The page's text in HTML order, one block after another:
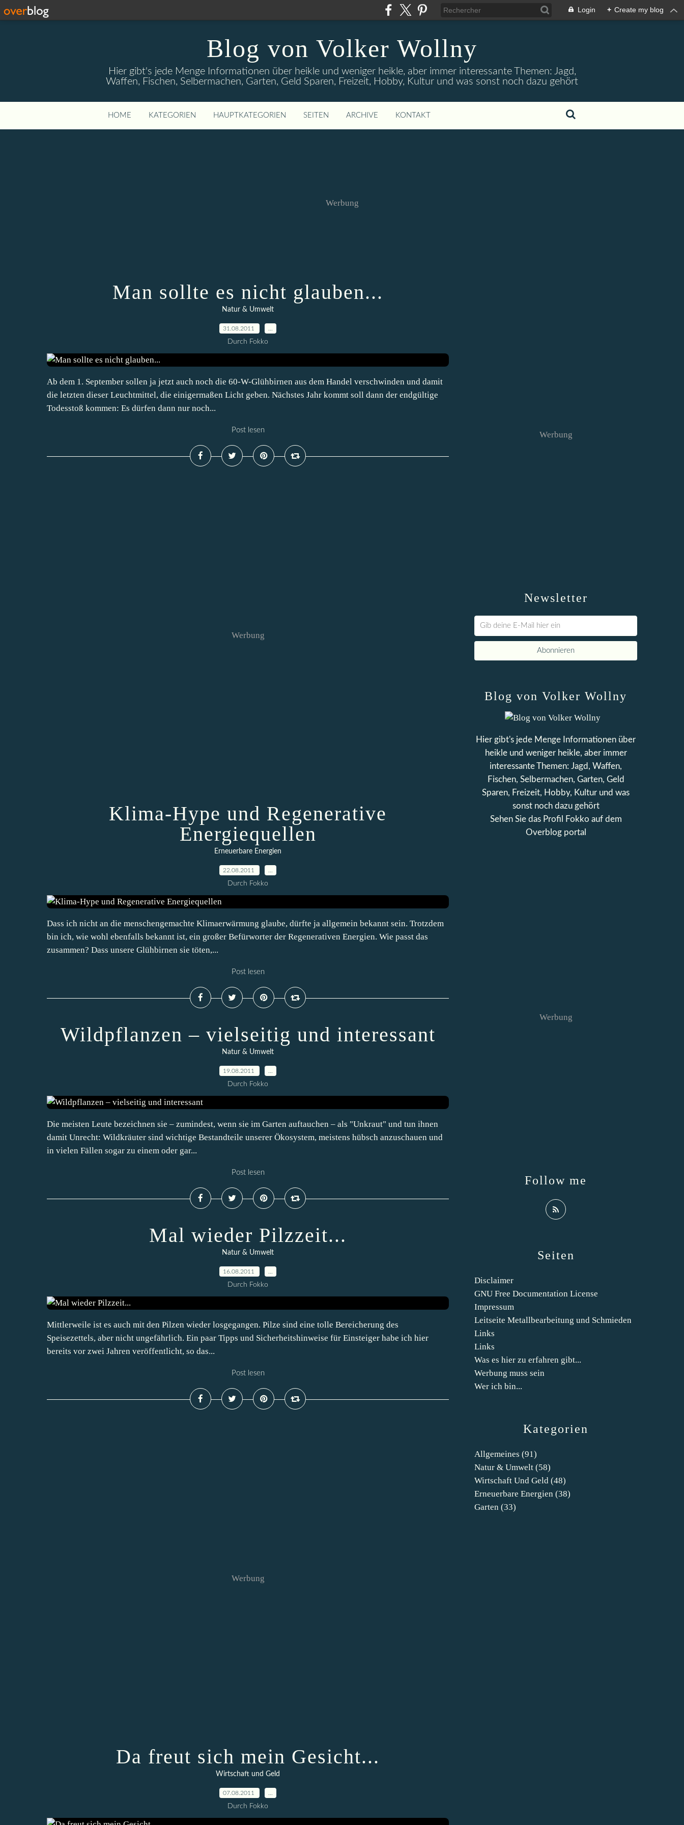
Login + Create my blog
Blog von Volker Wollny
Hier gibt's jede Menge Informationen über heikle und weniger heikle, aber immer interessante Themen: Jagd,
Waffen, Fischen, Selbermachen, Garten, Geld Sparen, Freizeit, Hobby, Kultur und was sonst noch dazu gehört
HOME KATEGORIEN HAUPTKATEGORIEN SEITEN ARCHIVE KONTAKT
Werbung
Man sollte es nicht glauben...
Natur & Umwelt
31.08.2011
Durch Fokko
Ab dem 1. September sollen ja jetzt auch noch die 60-W-Glühbirnen aus dem Handel verschwinden und damit
die letzten dieser Leuchtmittel, die einigermaßen Licht geben. Nächstes Jahr kommt soll dann der endgültige
Todesstoß kommen: Es dürfen dann nur noch...
Post lesen
Werbung
Klima-Hype und Regenerative
Energiequellen
Erneuerbare Energien
22.08.2011
Durch Fokko
Dass ich nicht an die menschengemachte Klimaerwärmung glaube, dürfte ja allgemein bekannt sein. Trotzdem
bin ich, wie wohl ebenfalls bekannt ist, ein großer Befürworter der Regenerativen Energien. Wie passt das
zusammen? Dass unsere Glühbirnen sie töten,...
Post lesen
Wildpflanzen – vielseitig und interessant
Natur & Umwelt
19.08.2011
Durch Fokko
Die meisten Leute bezeichnen sie – zumindest, wenn sie im Garten auftauchen – als "Unkraut" und tun ihnen
damit Unrecht: Wildkräuter sind wichtige Bestandteile unserer Ökosystem, meistens hübsch anzuschauen und
in vielen Fällen sogar zu einem oder gar...
Post lesen
Mal wieder Pilzzeit...
Natur & Umwelt
16.08.2011
Durch Fokko
Mittlerweile ist es auch mit den Pilzen wieder losgegangen. Pilze sind eine tolle Bereicherung des
Speisezettels, aber nicht ungefährlich. Ein paar Tipps und Sicherheitshinweise für Einsteiger habe ich hier
bereits vor zwei Jahren veröffentlicht, so das...
Post lesen
Werbung
Da freut sich mein Gesicht...
Wirtschaft und Geld
07.08.2011
Durch Fokko
Newsletter
Werbung
Kategorien
Allgemeines (91)
Natur & Umwelt (58)
Wirtschaft Und Geld (48)
Erneuerbare Energien (38)
Garten (33)
Seiten
Disclaimer
GNU Free Documentation License
Impressum
Leitseite Metallbearbeitung und Schmieden
Links
Links
Was es hier zu erfahren gibt...
Werbung muss sein
Wer ich bin...
Blog von Volker Wollny
Hier gibt's jede Menge Informationen über
heikle und weniger heikle, aber immer
interessante Themen: Jagd, Waffen,
Fischen, Selbermachen, Garten, Geld
Sparen, Freizeit, Hobby, Kultur und was
sonst noch dazu gehört
Sehen Sie das Profil
Fokko auf dem
Overblog portal
Follow me
Werbung